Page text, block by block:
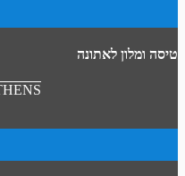
טיסה ומלון לאתונה